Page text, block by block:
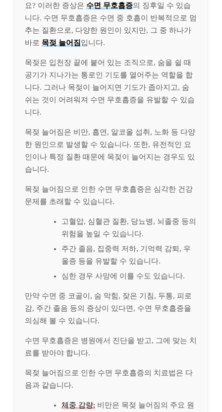
요? 이러한 증상은 수면 무호흡증의 징후일 수 있습
니다. 수면 무호흡증은 수면 중 호흡이 반복적으로 멈
추는 질환으로, 다양한 원인이 있지만, 그 중 하나가
바로 목젖 늘어짐입니다.
목젖은 입천장 끝에 붙어 있는 조직으로, 숨을 쉴 때
공기가 지나가는 통로인 기도를 열어주는 역할을 합
니다. 그러나 목젖이 늘어지면 기도가 좁아지고, 숨
쉬는 것이 어려워져 수면 무호흡증을 유발할 수 있습
니다.
목젖 늘어짐은 비만, 흡연, 알코올 섭취, 노화 등 다양
한 원인으로 발생할 수 있습니다. 또한, 유전적인 요
인이나 특정 질환 때문에 목젖이 늘어지는 경우도 있
습니다.
목젖 늘어짐으로 인한 수면 무호흡증은 심각한 건강
문제를 초래할 수 있습니다.
고혈압, 심혈관 질환, 당뇨병, 뇌졸중 등의
위험을 높일 수 있습니다.
주간 졸음, 집중력 저하, 기억력 감퇴, 우
울증 등을 유발할 수 있습니다.
심한 경우 사망에 이를 수도 있습니다.
만약 수면 중 코골이, 숨 막힘, 잦은 기침, 두통, 피로
감, 주간 졸음 등의 증상이 있다면, 수면 무호흡증을
의심해 볼 수 있습니다.
수면 무호흡증은 병원에서 진단을 받고, 그에 맞는 치
료를 받아야 합니다.
목젖 늘어짐으로 인한 수면 무호흡증의 치료법은 다
음과 같습니다.
체중 감량: 비만은 목젖 늘어짐의 주요 원